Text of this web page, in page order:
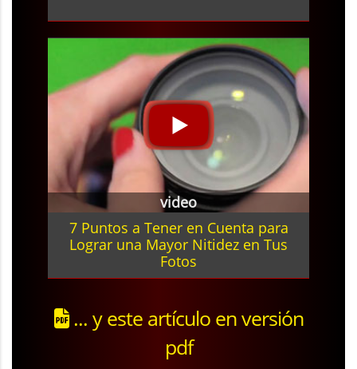
video
7 Puntos a Tener en Cuenta para
Lograr una Mayor Nitidez en Tus
Fotos
... y este artículo en versión
pdf